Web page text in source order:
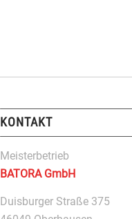
KONTAKT
Meisterbetrieb
BATORA GmbH
Duisburger Straße 375